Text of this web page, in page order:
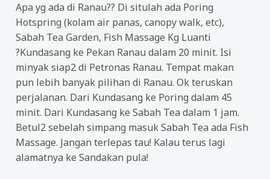
Apa yg ada di Ranau?? Di situlah ada Poring
Hotspring (kolam air panas, canopy walk, etc),
Sabah Tea Garden, Fish Massage Kg Luanti
?Kundasang ke Pekan Ranau dalam 20 minit. Isi
minyak siap2 di Petronas Ranau. Tempat makan
pun lebih banyak pilihan di Ranau. Ok teruskan
perjalanan. Dari Kundasang ke Poring dalam 45
minit. Dari Kundasang ke Sabah Tea dalam 1 jam.
Betul2 sebelah simpang masuk Sabah Tea ada Fish
Massage. Jangan terlepas tau! Kalau terus lagi
alamatnya ke Sandakan pula!